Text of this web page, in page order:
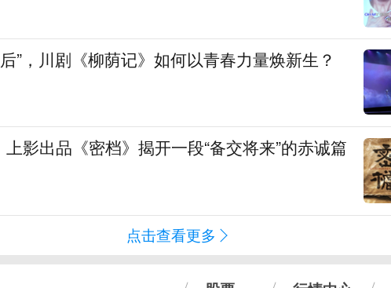
”，川剧《柳荫记》如何以青春力量焕新生？
影出品《密档》揭开一段“备交将来”的赤诚篇
点击查看更多